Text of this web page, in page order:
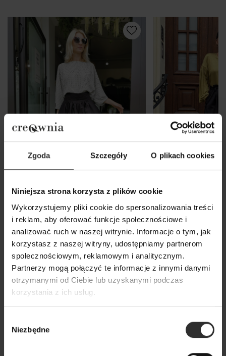
Zgoda Szczegóły O plikach cookies
Niniejsza strona korzysta z plików cookie
Wykorzystujemy pliki cookie do spersonalizowania treści
i reklam, aby oferować funkcje społecznościowe i
analizować ruch w naszej witrynie. Informacje o tym, jak
korzystasz z naszej witryny, udostępniamy partnerom
społecznościowym, reklamowym i analitycznym.
Partnerzy mogą połączyć te informacje z innymi danymi
otrzymanymi od Ciebie lub uzyskanymi podczas
korzystania z ich usług.
zgody
Niezbędne
Czarna Spódnica Bawełniana
midi z wiązaniem i kieszeniami
Margo Black
349,00 zł
Szerokie
czarnym z
Paris Maxi Black
319,00 zł
Popularne produkty
Wszystkie produkty